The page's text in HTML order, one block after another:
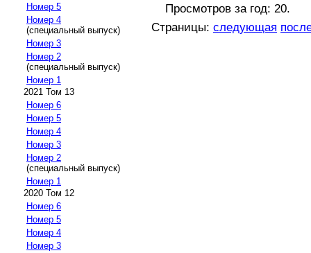
Номер 5
Номер 4
(специальный выпуск)
Номер 3
Номер 2
(специальный выпуск)
Номер 1
2021 Том 13
Номер 6
Номер 5
Номер 4
Номер 3
Номер 2
(специальный выпуск)
Номер 1
2020 Том 12
Номер 6
Номер 5
Номер 4
Номер 3
Просмотров за год: 20.
Страницы: следующая